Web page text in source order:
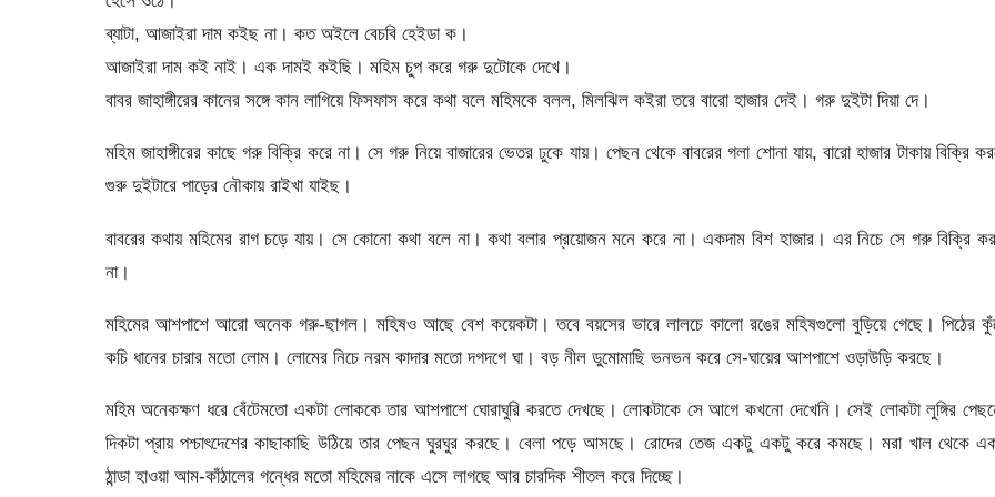
ব্যাটা, আজাইরা দাম কইছ না। কত অইলে বেচবি হেইডা ক।
আজাইরা দাম কই নাই। এক দামই কইছি। মহিম চুপ করে গরু দুটোকে দেখে।
বাবর জাহাঙ্গীরের কানের সঙ্গে কান লাগিয়ে ফিসফাস করে কথা বলে মহিমকে বলল, মিলঝিল কইরা তরে বারো হাজার দেই। গরু দুইটা দিয়া দে।
মহিম জাহাঙ্গীরের কাছে গরু বিক্রি করে না। সে গরু নিয়ে বাজারের ভেতর ঢুকে যায়। পেছন থেকে বাবরের গলা শোনা যায়, বারো হাজার টাকায় বিক্রি
গুরু দুইটারে পাড়ের নৌকায় রাইখা যাইছ।
বাবরের কথায় মহিমের রাগ চড়ে যায়। সে কোনো কথা বলে না। কথা বলার প্রয়োজন মনে করে না। একদাম বিশ হাজার। এর নিচে সে গরু বিক্রি
না।
মহিমের আশপাশে আরো অনেক গরু-ছাগল। মহিষও আছে বেশ কয়েকটা। তবে বয়সের ভারে লালচে কালো রঙের মহিষগুলো বুড়িয়ে গেছে। পিঠের
কচি ধানের চারার মতো লোম। লোমের নিচে নরম কাদার মতো দগদগে ঘা। বড় নীল ডুমোমাছি ভনভন করে সে-ঘায়ের আশপাশে ওড়াউড়ি করছে।
মহিম অনেকক্ষণ ধরে বেঁটেমতো একটা লোককে তার আশপাশে ঘোরাঘুরি করতে দেখছে। লোকটাকে সে আগে কখনো দেখেনি। সেই লোকটা লুঙ্গির
দিকটা প্রায় পশ্চাৎদেশের কাছাকাছি উঠিয়ে তার পেছন ঘুরঘুর করছে। বেলা পড়ে আসছে। রোদের তেজ একটু একটু করে কমছে। মরা খাল থেকে
ঠান্ডা হাওয়া আম-কাঁঠালের গন্ধের মতো মহিমের নাকে এসে লাগছে আর চারদিক শীতল করে দিচ্ছে।